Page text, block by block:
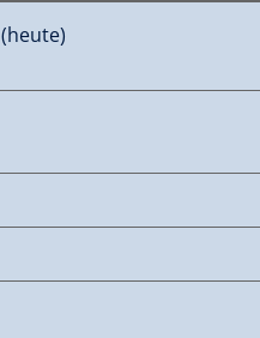
(heute)